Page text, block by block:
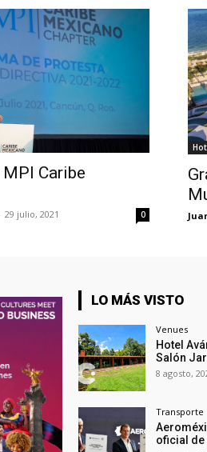
Caribe
29 julio, 2021 0
LO MÁS VISTO
Venues
Hotel
Salón
8 agosto,
Transporte
oficial de